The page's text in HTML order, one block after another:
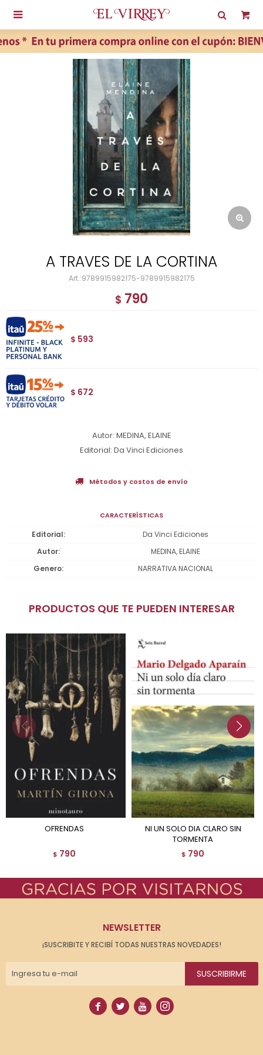

A TRAVES DE LA CORTINA
9789915982175-9789915982175
$ 790
$ 593
$ 672
Autor: MEDINA, ELAINE
Editorial: Da Vinci Ediciones
Métodos y costos de envío
CARACTERÍSTICAS
Editorial
Da Vinci Ediciones
Autor
MEDINA, ELAINE
Genero
NARRATIVA NACIONAL
PRODUCTOS QUE TE PUEDEN INTERESAR
OFRENDAS
$ 790
NI UN SOLO DIA CLARO SIN
TORMENTA
$ 790
NEWSLETTER
¡SUSCRIBITE Y RECIBÍ TODAS NUESTRAS NOVEDADES!
SUSCRIBIRME
   